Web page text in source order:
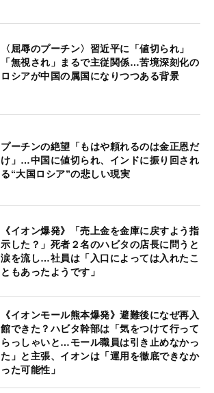
〈屈辱のプーチン〉習近平に「値切られ」
「無視され」まるで主従関係…苦境深刻化の
ロシアが中国の属国になりつつある背景
プーチンの絶望「もはや頼れるのは金正恩だ
け」…中国に値切られ、インドに振り回され
る“大国ロシア”の悲しい現実
《イオン爆発》「売上金を金庫に戻すよう指
示した？」死者２名のハビタの店長に問うと
涙を流し…社員は「入口によっては入れたこ
ともあったようです」
《イオンモール熊本爆発》避難後になぜ再入
館できた？ハビタ幹部は「気をつけて行って
らっしゃいと…モール職員は引き止めなかっ
た」と主張、イオンは「運用を徹底できなか
った可能性」